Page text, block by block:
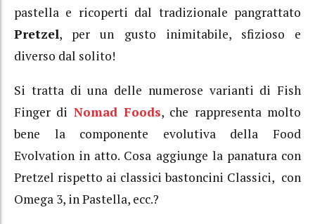
pastella e ricoperti dal tradizionale pangrattato
Pretzel, per un gusto inimitabile, sfizioso e
diverso dal solito!
Si tratta di una delle numerose varianti di Fish
Finger di Nomad Foods, che rappresenta molto
bene la componente evolutiva della Food
Evolvation in atto. Cosa aggiunge la panatura con
Pretzel rispetto ai classici bastoncini Classici, con
Omega 3, in Pastella, ecc.?